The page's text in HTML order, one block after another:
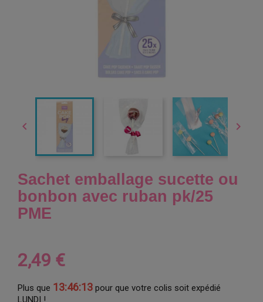
 
Sachet emballage sucette ou
bonbon avec ruban pk/25
PME
2,49 €
Plus que 13:46:12 pour que votre colis soit expédié
LUNDI !